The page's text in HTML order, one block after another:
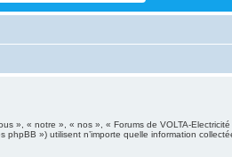
», « notre », « nos », « Forums de VOLTA-
») utilisent n’importe quelle information